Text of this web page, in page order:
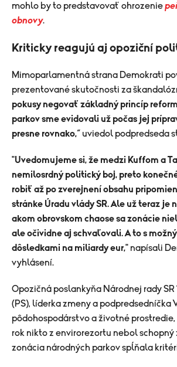
mohlo by to predstavovať ohrozenie
obnovy.
Kriticky reagujú aj opoziční
Mimoparlamentná strana Demokrati
prezentované skutočnosti za
pokusy negovať základný princíp
parkov sme evidovali už počas jej
presne rovnako,“ uviedol podpredseda
"Uvedomujeme si, že medzi Kuffom a
nemilosrdný politický boj, preto
robiť až po zverejnení obsahu
stránke Úradu vlády SR. Ale už teraz je
akom obrovskom chaose sa zonácie
ale očividne aj schvaľovali. A to s
dôsledkami na miliardy eur," napísali
vyhlásení.
Opozičná poslankyňa Národnej rady
(PS), líderka zmeny a podpredsedníčka
pôdohospodárstvo a životné
rok nikto z envirorezortu nebol
zonácia národných parkov spĺňala